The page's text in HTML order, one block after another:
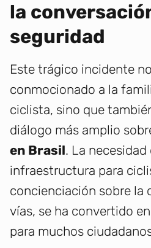
la
seguridad
Este trágico incidente
conmocionado a la
ciclista, sino que
diálogo más amplio
en Brasil. La necesidad
infraestructura para
concienciación sobre la
vías, se ha convertido
para muchos